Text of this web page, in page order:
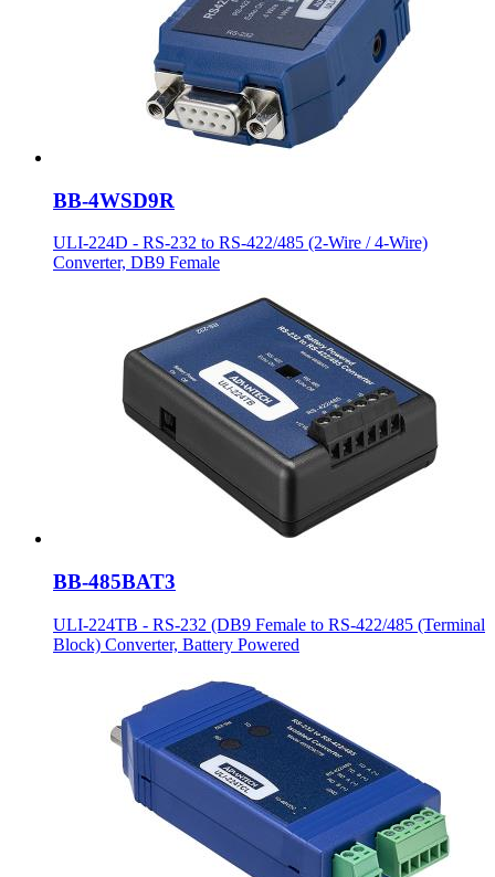
BB-4WSD9R
ULI-224D - RS-232 to RS-422/485 (2-Wire / 4-Wire)
Converter, DB9 Female
BB-485BAT3
ULI-224TB - RS-232 (DB9 Female to RS-422/485 (Terminal
Block) Converter, Battery Powered